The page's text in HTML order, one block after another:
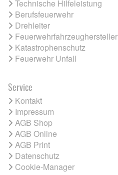
Technische Hilfeleistung
Berufsfeuerwehr
Drehleiter
Feuerwehrfahrzeughersteller
Katastrophenschutz
Feuerwehr Unfall
Service
Kontakt
Impressum
AGB Shop
AGB Online
AGB Print
Datenschutz
Cookie-Manager